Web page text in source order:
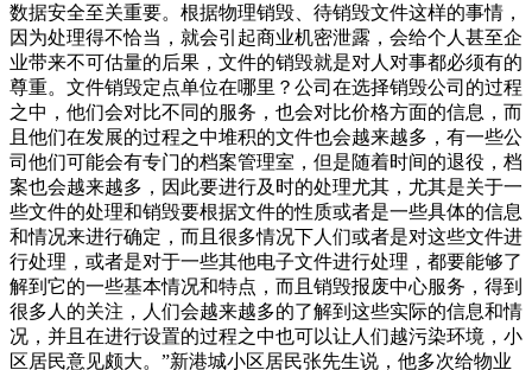
数据安全至关重要。根据物理销毁、待销毁文件这样的事情，
因为处理得不恰当，就会引起商业机密泄露，会给个人甚至企
业带来不可估量的后果，文件的销毁就是对人对事都必须有的
尊重。文件销毁定点单位在哪里？公司在选择销毁公司的过程
之中，他们会对比不同的服务，也会对比价格方面的信息，而
且他们在发展的过程之中堆积的文件也会越来越多，有一些公
司他们可能会有专门的档案管理室，但是随着时间的退役，档
案也会越来越多，因此要进行及时的处理尤其，尤其是关于一
些文件的处理和销毁要根据文件的性质或者是一些具体的信息
和情况来进行确定，而且很多情况下人们或者是对这些文件进
行处理，或者是对于一些其他电子文件进行处理，都要能够了
解到它的一些基本情况和特点，而且销毁报废中心服务，得到
很多人的关注，人们会越来越多的了解到这些实际的信息和情
况，并且在进行设置的过程之中也可以让人们越污染环境，小
区居民意见颇大。”新港城小区居民张先生说，他多次给物业